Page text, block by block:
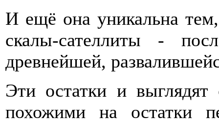
И ещё она уникальна
скалы-сателлиты -
древнейшей,
Эти остатки и выглядят
похожими на остатки